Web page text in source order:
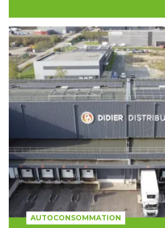
AUTOCONSOMMATION